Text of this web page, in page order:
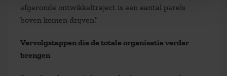
afgeronde ontwikkeltraject is een aantal parels
boven komen drijven.”
Vervolgstappen die de totale organisatie verder
brengen